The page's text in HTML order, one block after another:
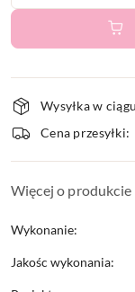
i
dostawa
Wysyłka w
Cena przesyłki:
Więcej o produkcie
Wykonanie:
Jakośc wykonania: